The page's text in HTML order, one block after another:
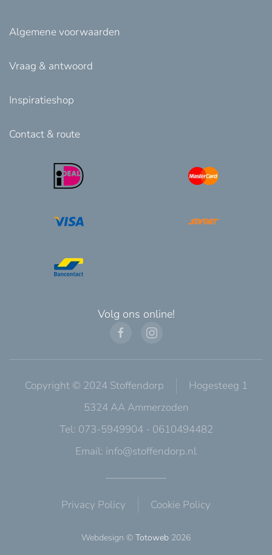
Algemene voorwaarden
Vraag & antwoord
Inspiratieshop
Contact & route
Volg ons online!
Copyright © 2024 Stoffendorp
Hogesteeg 1
5324 AA Ammerzoden
Tel: 073-5949904 - 0610494482
Email: info@stoffendorp.nl
Privacy Policy Cookie Policy
Webdesign © Totoweb 2026